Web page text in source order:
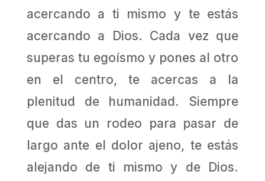
acercando a ti mismo y te estás
acercando a Dios. Cada vez que
superas tu egoísmo y pones al otro
en el centro, te acercas a la
plenitud de humanidad. Siempre
que das un rodeo para pasar de
largo ante el dolor ajeno, te estás
alejando de ti mismo y de Dios.